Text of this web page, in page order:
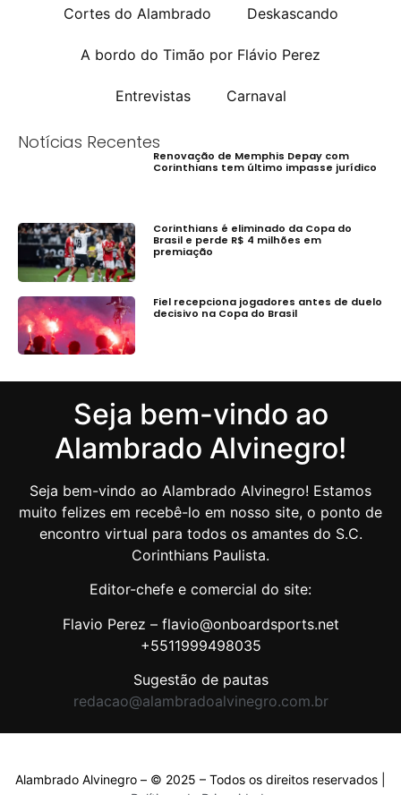
Cortes do Alambrado Deskascando
A bordo do Timão por Flávio Perez
Entrevistas Carnaval
Notícias Recentes
Renovação de Memphis Depay com
Corinthians tem último impasse jurídico
Corinthians é eliminado da Copa do
Brasil e perde R$ 4 milhões em
premiação
Fiel recepciona jogadores antes de duelo
decisivo na Copa do Brasil
Seja bem-vindo ao
Alambrado Alvinegro!
Seja bem-vindo ao Alambrado Alvinegro! Estamos
muito felizes em recebê-lo em nosso site, o ponto de
encontro virtual para todos os amantes do S.C.
Corinthians Paulista.
Editor-chefe e comercial do site:
Flavio Perez – flavio@onboardsports.net
+5511999498035
Sugestão de pautas
redacao@alambradoalvinegro.com.br
Alambrado Alvinegro – © 2025 – Todos os direitos reservados |